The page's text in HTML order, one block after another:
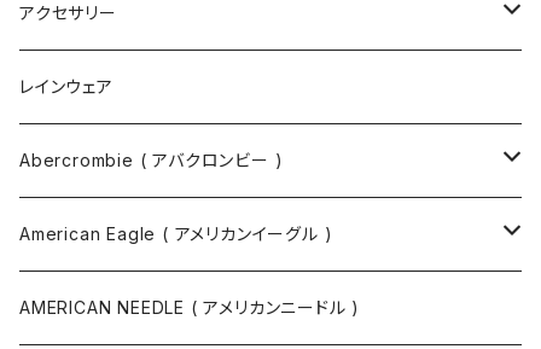
トートバッグ
ボディバッグ
バックパック
ツールバッグ
ボディバッグ・ヒップバッグ
アクセサリー
ネックレス
指輪
バングル
サングラス
レインウェア
Abercrombie ( アバクロンビー )
スウェット
カットソー
American Eagle ( アメリカンイーグル )
ニット
AMERICAN NEEDLE ( アメリカンニードル )